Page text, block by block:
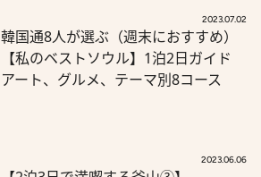
2023.07.02
韓国通8人が選ぶ（週末におすすめ）
【私のベストソウル】1泊2日ガイド
アート、グルメ、テーマ別8コース
2023.06.06